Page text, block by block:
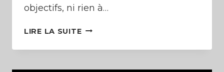
objectifs, ni rien à…
LIRE LA SUITECONSTRUIRE
FUTUR